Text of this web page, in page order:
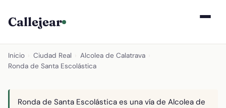
Callejear
Inicio Ciudad Real Alcolea de Calatrava
Ronda de Santa Escolástica
Ronda de Santa Escolástica es una vía de Alcolea de